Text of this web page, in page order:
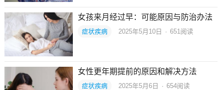
女孩来月经过早：可能原因与防治办法
症状疾病 2025年5月10日 · 651阅读
女性更年期提前的原因和解决方法
症状疾病 2025年5月6日 · 654阅读